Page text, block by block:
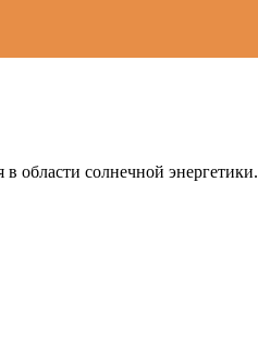
области солнечной энергетики.